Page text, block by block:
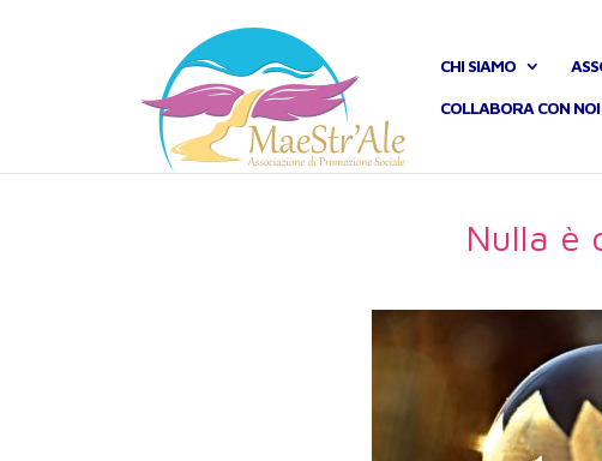
CHI SIAMO
COLLABORA CON NOI
Nulla è